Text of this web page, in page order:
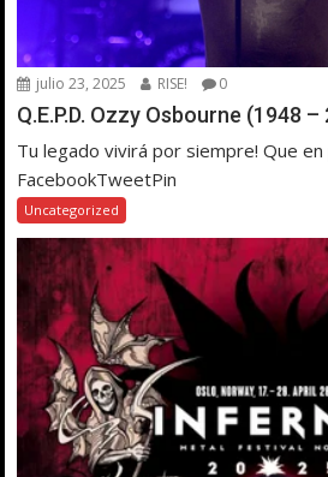
julio 23, 2025 RISE! 0
Q.E.P.D. Ozzy Osbourne (1948 –
Tu legado vivirá por siempre! Que
FacebookTweetPin
Uncategorized